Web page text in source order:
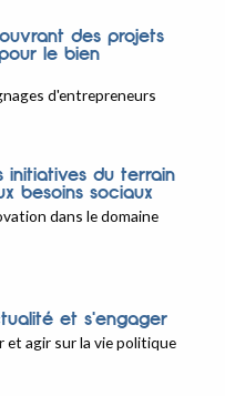
des projets
le bien
d'entrepreneurs
initiatives du terrain
besoins sociaux
dans le domaine
et s'engager
et agir sur la vie politique